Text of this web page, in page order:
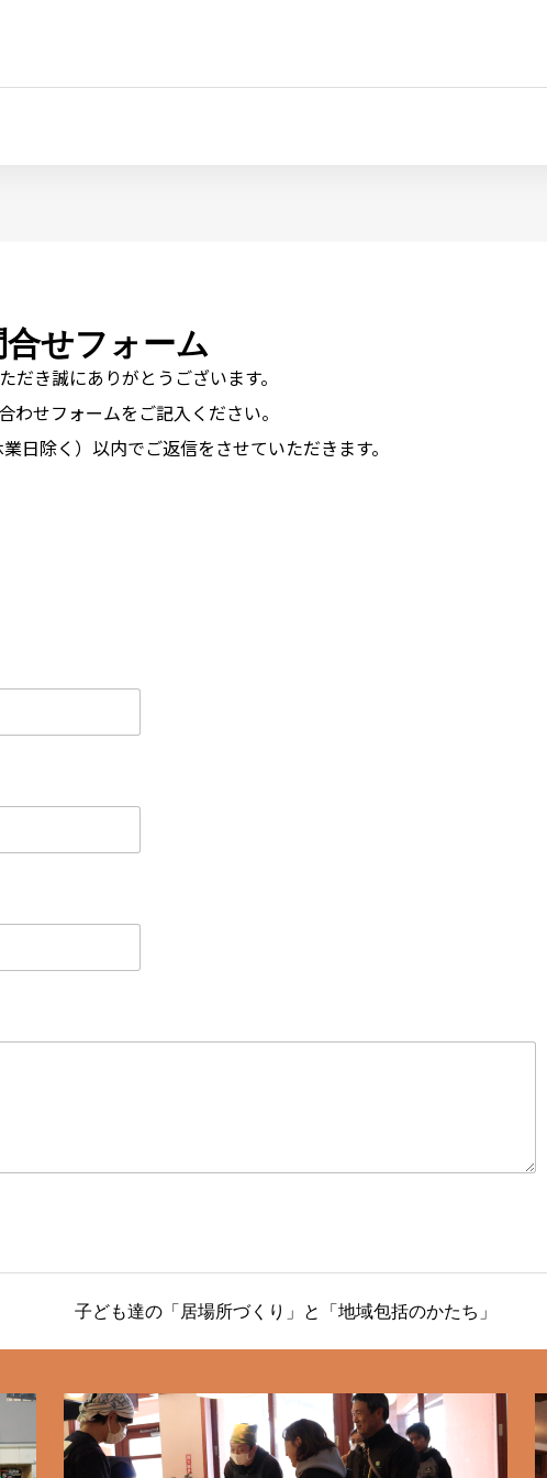
タイトル
せフォーム
だき誠にありがとうございます。
せフォームをご記入ください。
日除く）以内でご返信をさせていただきます。
子ども達の「居場所づくり」と「地域包括のかたち」